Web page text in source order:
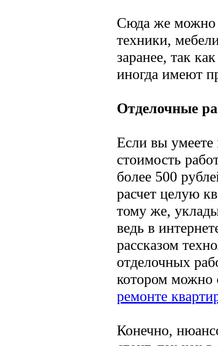
Сюда же можно
техники,
заранее, так
иногда имеют
Отделочные
Если вы умеете
стоимость
более 500
расчет целую
тому же,
ведь в
рассказом
отделочных
котором можно
ремонте
Конечно,